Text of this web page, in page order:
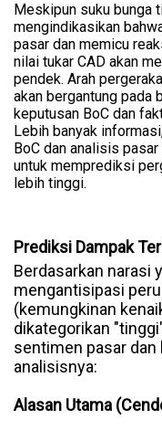
Meskipun suku bunga
mengindikasikan
pasar dan memicu
nilai tukar CAD akan
pendek. Arah
akan bergantung pada
keputusan BoC dan
Lebih banyak
BoC dan analisis
untuk memprediksi
lebih tinggi.
Prediksi Dampak
Berdasarkan narasi
mengantisipasi
(kemungkinan
dikategorikan
sentimen pasar dan
analisisnya:
Alasan Utama